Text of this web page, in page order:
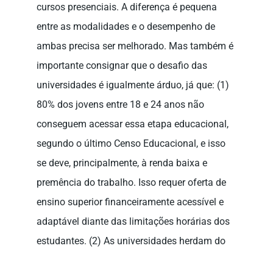
cursos presenciais. A diferença é pequena
entre as modalidades e o desempenho de
ambas precisa ser melhorado. Mas também é
importante consignar que o desafio das
universidades é igualmente árduo, já que: (1)
80% dos jovens entre 18 e 24 anos não
conseguem acessar essa etapa educacional,
segundo o último Censo Educacional, e isso
se deve, principalmente, à renda baixa e
premência do trabalho. Isso requer oferta de
ensino superior financeiramente acessível e
adaptável diante das limitações horárias dos
estudantes. (2) As universidades herdam do